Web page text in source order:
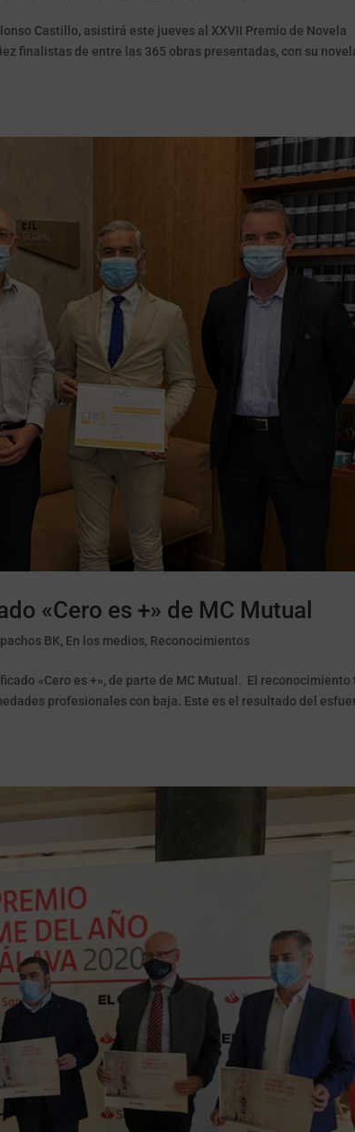
Castillo, asistirá este jueves al XXVII Premio de Novela
finalistas de entre las 365 obras presentadas, con su
«Cero es +» de MC Mutual
BK, En los medios, Reconocimientos
«Cero es +», de parte de MC Mutual. El reconocimiento
profesionales con baja. Este es el resultado del